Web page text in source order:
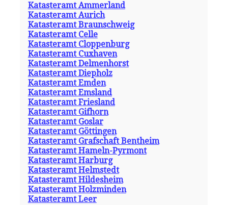
Katasteramt Ammerland
Katasteramt Aurich
Katasteramt Braunschweig
Katasteramt Celle
Katasteramt Cloppenburg
Katasteramt Cuxhaven
Katasteramt Delmenhorst
Katasteramt Diepholz
Katasteramt Emden
Katasteramt Emsland
Katasteramt Friesland
Katasteramt Gifhorn
Katasteramt Goslar
Katasteramt Göttingen
Katasteramt Grafschaft Bentheim
Katasteramt Hameln-Pyrmont
Katasteramt Harburg
Katasteramt Helmstedt
Katasteramt Hildesheim
Katasteramt Holzminden
Katasteramt Leer